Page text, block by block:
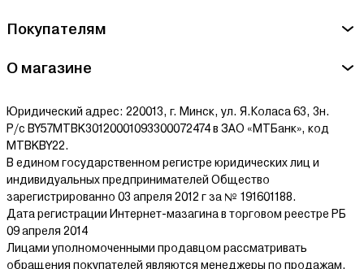
здесь.
Покупателям
О магазине
Юридический адрес: 220013, г. Минск, ул. Я.Коласа 63, 3н.
Р/с BY57MTBK30120001093300072474 в ЗАО «МТБанк», код
MTBKBY22.
В едином государственном регистре юридических лиц и
индивидуальных предпринимателей Общество
зарегистрированно 03 апреля 2012 г за № 191601188.
Дата регистрации Интернет-мазагина в торговом реестре РБ
09 апреля 2014
Лицами уполномоченными продавцом рассматривать
обращения покупателей являются менеджеры по продажам.